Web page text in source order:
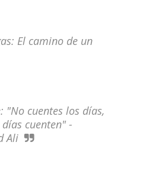
El camino de un
"No cuentes los días,
cuenten" -
Ali